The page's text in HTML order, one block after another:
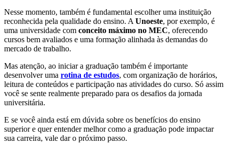
Nesse momento, também é fundamental escolher uma instituição
reconhecida pela qualidade do ensino. A Unoeste, por exemplo, é
uma universidade com conceito máximo no MEC, oferecendo
cursos bem avaliados e uma formação alinhada às demandas do
mercado de trabalho.
Mas atenção, ao iniciar a graduação também é importante
desenvolver uma rotina de estudos, com organização de horários,
leitura de conteúdos e participação nas atividades do curso. Só assim
você se sente realmente preparado para os desafios da jornada
universitária.
E se você ainda está em dúvida sobre os benefícios do ensino
superior e quer entender melhor como a graduação pode impactar
sua carreira, vale dar o próximo passo.